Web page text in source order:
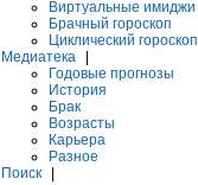
Виртуальные имиджи
Брачный гороскоп
Циклический гороскоп
Медиатека
Годовые прогнозы
История
Брак
Возрасты
Карьера
Разное
Поиск